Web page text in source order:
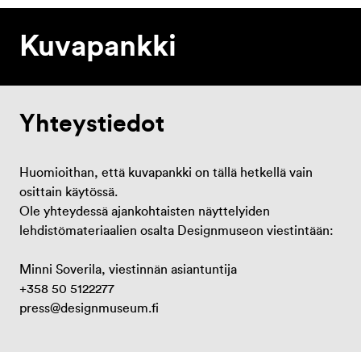
Kuvapankki
Yhteystiedot
Huomioithan, että kuvapankki on tällä hetkellä vain
osittain käytössä.
Ole yhteydessä ajankohtaisten näyttelyiden
lehdistömateriaalien osalta Designmuseon viestintään:
Minni Soverila, viestinnän asiantuntija
+358 50 5122277
press@designmuseum.fi